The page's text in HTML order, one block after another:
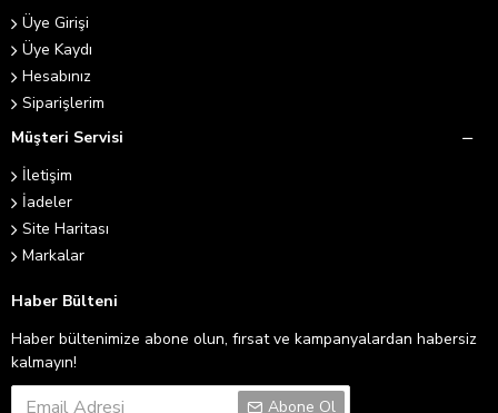
Üye Girişi
Üye Kaydı
Hesabınız
Siparişlerim
Müşteri Servisi
İletişim
İadeler
Site Haritası
Markalar
Haber Bülteni
Haber bültenimize abone olun, fırsat ve kampanyalardan habersiz
kalmayın!
Abone Ol